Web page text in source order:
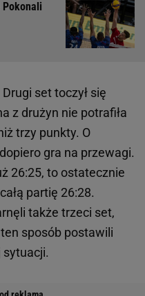
Pokonali
set toczył się
z drużyn nie potrafiła
trzy punkty. O
gra na przewagi.
26:25, to ostatecznie
partię 26:28.
także trzeci set,
sposób postawili
sytuacji.